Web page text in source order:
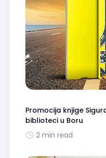
Promocija knjige
biblioteci u Boru
2 min read